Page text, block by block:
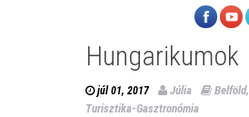
Hungarikumok
júl 01, 2017 Júlia Belföld,
Turisztika-Gasztronómia